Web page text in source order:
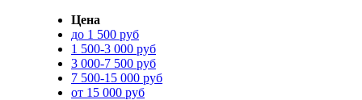
Цена
до 1 500 руб
1 500-3 000 руб
3 000-7 500 руб
7 500-15 000 руб
от 15 000 руб